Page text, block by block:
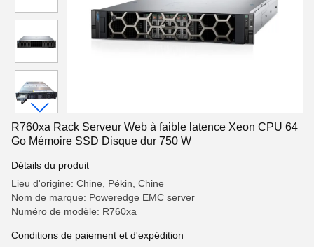
R760xa Rack Serveur Web à faible latence Xeon CPU 64
Go Mémoire SSD Disque dur 750 W
Détails du produit
Lieu d'origine: Chine, Pékin, Chine
Nom de marque: Poweredge EMC server
Numéro de modèle: R760xa
Conditions de paiement et d'expédition